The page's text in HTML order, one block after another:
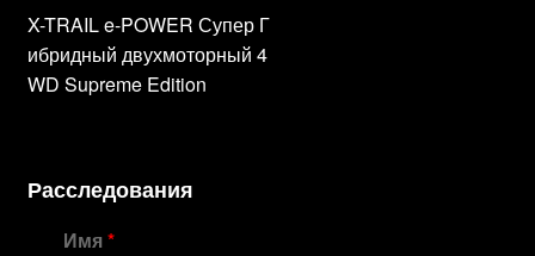
X-TRAIL e-POWER Супер Г
ибридный двухмоторный 4
WD Supreme Edition
Расследования
Имя*